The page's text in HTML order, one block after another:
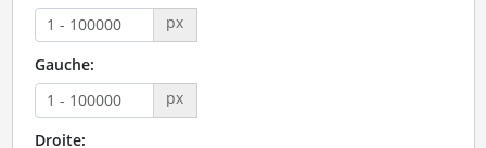
px
Gauche:
px
Droite: